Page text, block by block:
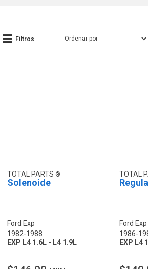
Filtros
TOTAL PARTS
Solenoide
Ford Exp
1982-1988
EXP L4 1.6L - L4 1.9L
TOTAL
Ford Exp
1986-
EXP L4